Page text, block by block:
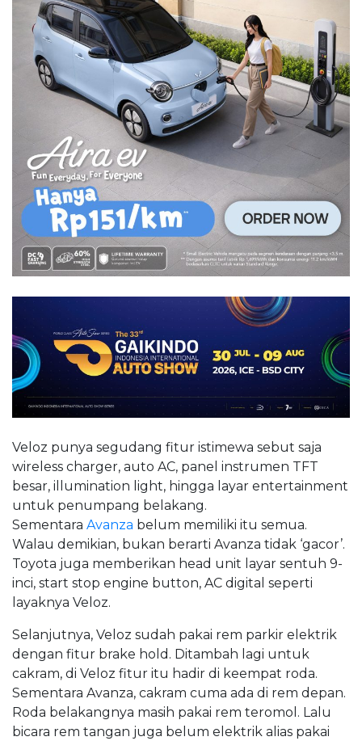
Veloz punya segudang fitur istimewa sebut saja
wireless charger, auto AC, panel instrumen TFT
besar, illumination light, hingga layar entertainment
untuk penumpang belakang.
Sementara Avanza belum memiliki itu semua.
Walau demikian, bukan berarti Avanza tidak ‘gacor’.
Toyota juga memberikan head unit layar sentuh 9-
inci, start stop engine button, AC digital seperti
layaknya Veloz.
Selanjutnya, Veloz sudah pakai rem parkir elektrik
dengan fitur brake hold. Ditambah lagi untuk
cakram, di Veloz fitur itu hadir di keempat roda.
Sementara Avanza, cakram cuma ada di rem depan.
Roda belakangnya masih pakai rem teromol. Lalu
bicara rem tangan juga belum elektrik alias pakai